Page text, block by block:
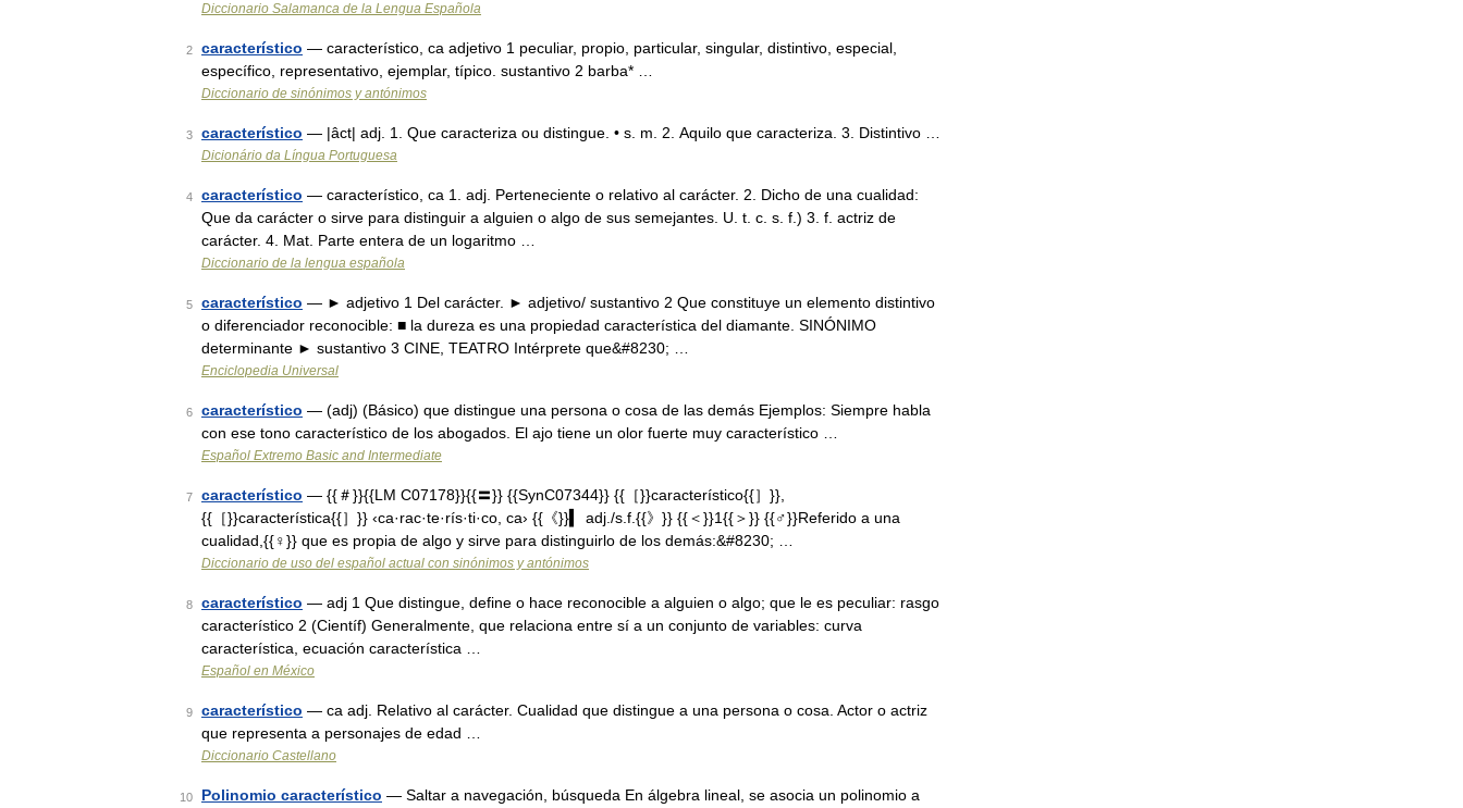
Diccionario Salamanca de la Lengua Española
2 característico — característico, ca adjetivo 1 peculiar, propio, particular, singular, distintivo, especial,
específico, representativo, ejemplar, típico. sustantivo 2 barba* …
Diccionario de sinónimos y antónimos
3 característico — |âct| adj. 1. Que caracteriza ou distingue. • s. m. 2. Aquilo que caracteriza. 3. Distintivo …
Dicionário da Língua Portuguesa
4 característico — característico, ca 1. adj. Perteneciente o relativo al carácter. 2. Dicho de una cualidad:
Que da carácter o sirve para distinguir a alguien o algo de sus semejantes. U. t. c. s. f.) 3. f. actriz de
carácter. 4. Mat. Parte entera de un logaritmo …
Diccionario de la lengua española
5 característico — ► adjetivo 1 Del carácter. ► adjetivo/ sustantivo 2 Que constituye un elemento distintivo
o diferenciador reconocible: ■ la dureza es una propiedad característica del diamante. SINÓNIMO
determinante ► sustantivo 3 CINE, TEATRO Intérprete que&#8230; …
Enciclopedia Universal
6 característico — (adj) (Básico) que distingue una persona o cosa de las demás Ejemplos: Siempre habla
con ese tono característico de los abogados. El ajo tiene un olor fuerte muy característico …
Español Extremo Basic and Intermediate
7 característico — {{＃}}{{LM C07178}}{{〓}} {{SynC07344}} {{［}}característico{{］}},
{{［}}característica{{］}} ‹ca·rac·te·rís·ti·co, ca› {{《}}▍ adj./s.f.{{》}} {{＜}}1{{＞}} {{♂}}Referido a una
cualidad,{{♀}} que es propia de algo y sirve para distinguirlo de los demás:&#8230; …
Diccionario de uso del español actual con sinónimos y antónimos
8 característico — adj 1 Que distingue, define o hace reconocible a alguien o algo; que le es peculiar: rasgo
característico 2 (Científ) Generalmente, que relaciona entre sí a un conjunto de variables: curva
característica, ecuación característica …
Español en México
9 característico — ca adj. Relativo al carácter. Cualidad que distingue a una persona o cosa. Actor o actriz
que representa a personajes de edad …
Diccionario Castellano
10 Polinomio característico — Saltar a navegación, búsqueda En álgebra lineal, se asocia un polinomio a